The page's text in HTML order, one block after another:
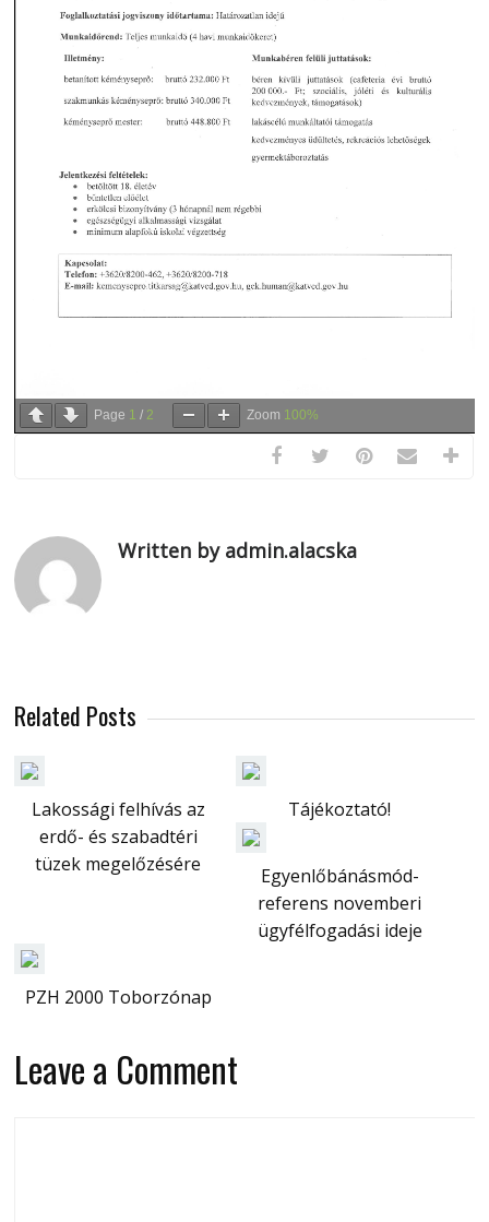
Page 1 / 2 Zoom 100%
Written by admin.alacska
Related Posts
Lakossági felhívás az
erdő- és szabadtéri
tüzek megelőzésére
Tájékoztató!
Egyenlőbánásmód-
referens novemberi
ügyfélfogadási ideje
PZH 2000 Toborzónap
Leave a Comment